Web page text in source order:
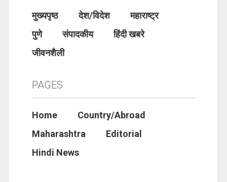
मुख्यपृष्ठ देश/विदेश
महाराष्ट्र
पुणे
संपादकीय
हिंदी खबरे
जीवनशैली
PAGES
Home
Country/Abroad
Maharashtra
Editorial
Hindi News